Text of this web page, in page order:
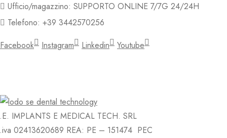
Ufficio/magazzino: SUPPORTO ONLINE 7/7G 24/24H
Telefono: +39 3442570256
Facebook
Instagram Linkedin Youtube
IMPLANTS E MEDICAL TECH. SRL
02413620689 REA: PE – 151474 PEC